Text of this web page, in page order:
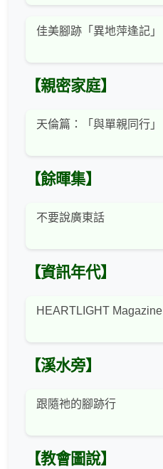
佳美腳跡「異地萍逢記」
【親密家庭】
天倫篇：「與單親同行」
【餘暉集】
不要說廣東話
【資訊年代】
HEARTLIGHT Magazine
【溪水旁】
跟隨祂的腳跡行
【教會圖說】